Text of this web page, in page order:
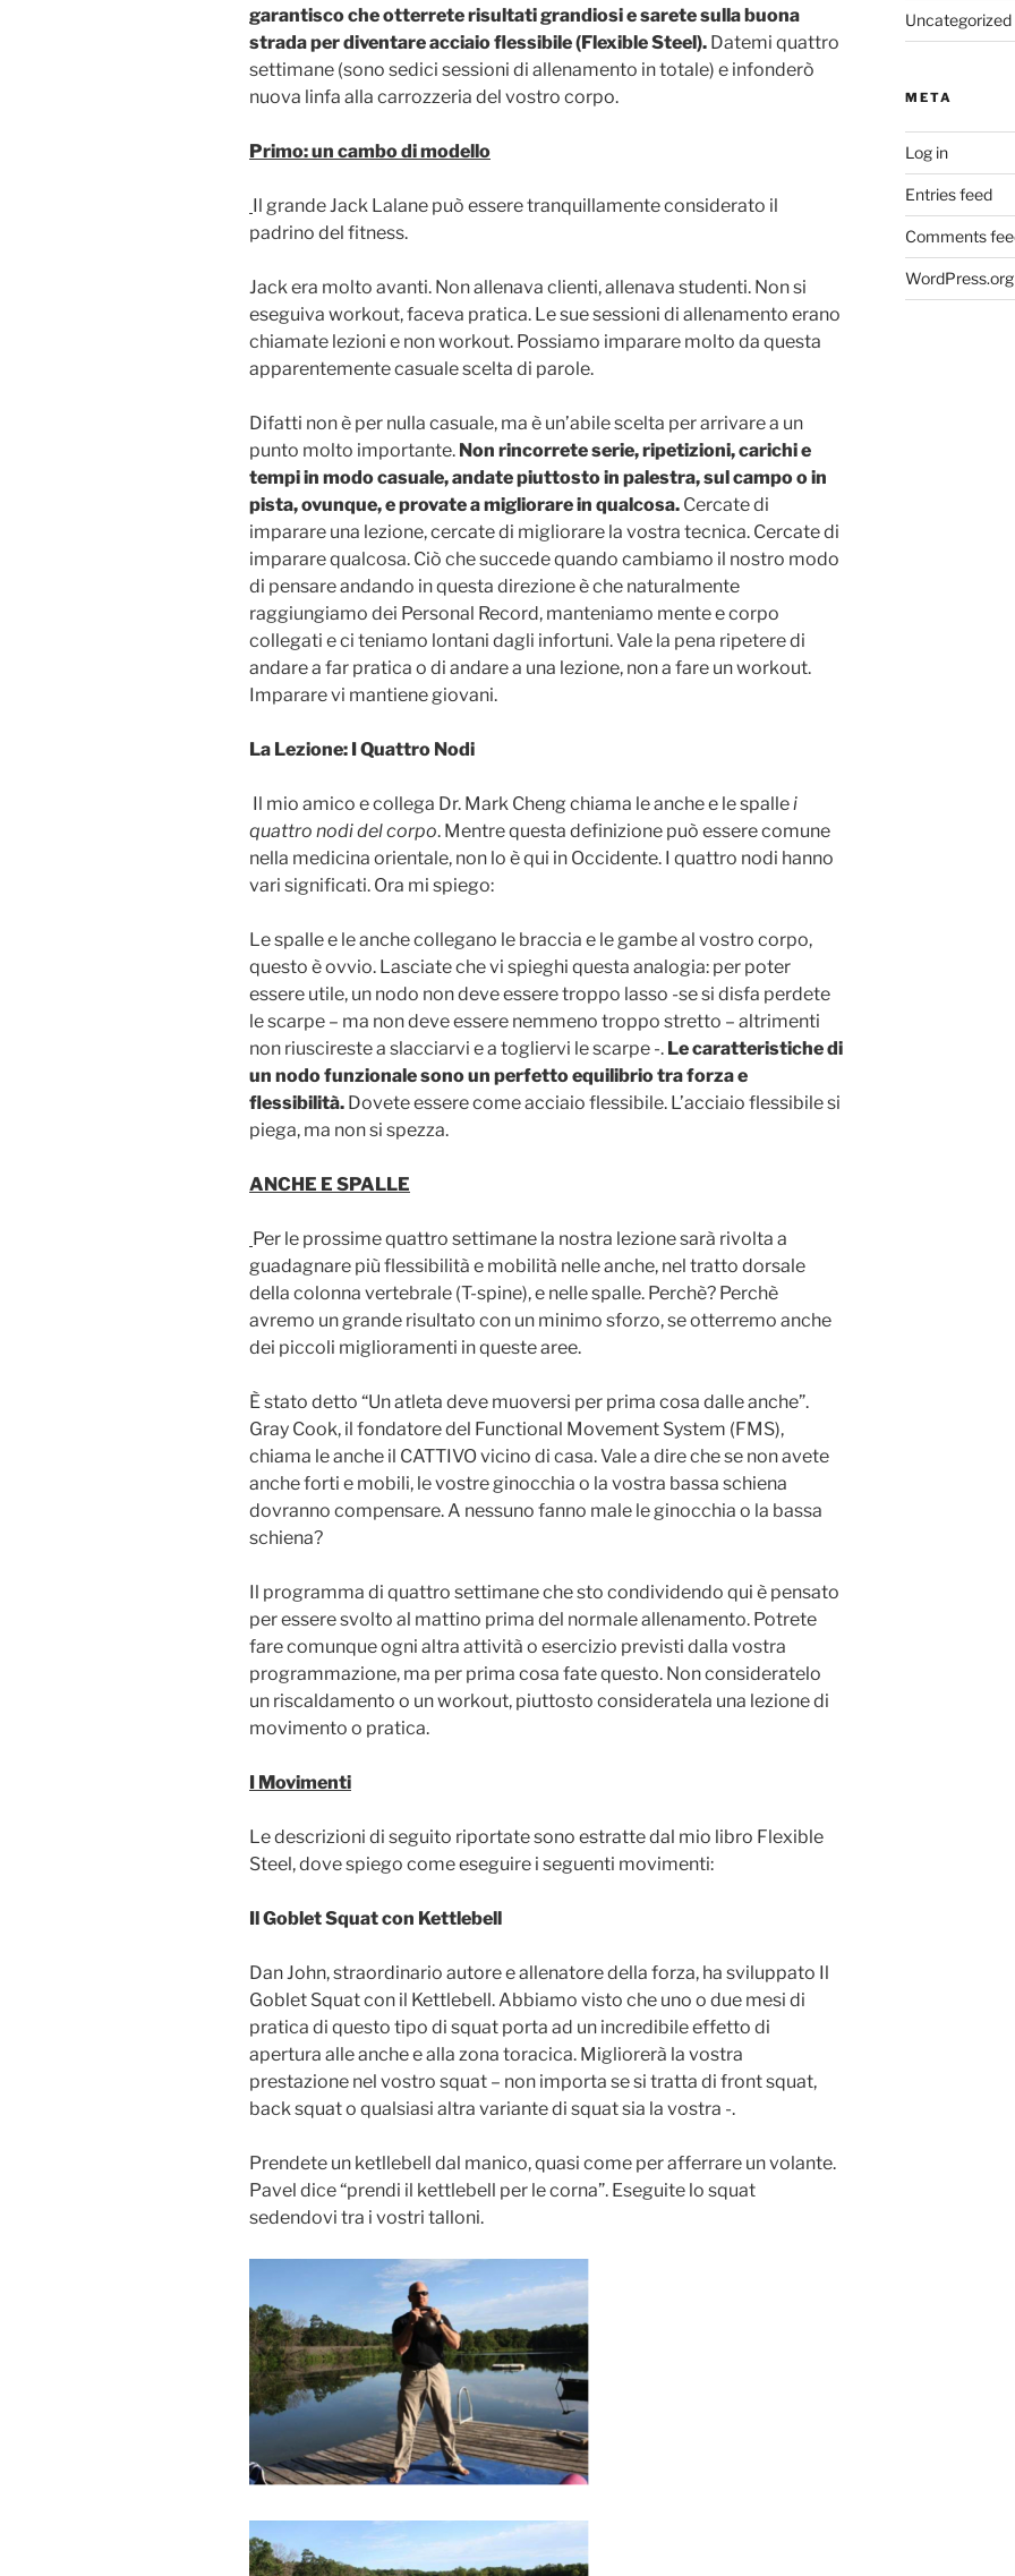
garantisco che otterrete risultati grandiosi e sarete sulla buona
strada per diventare acciaio flessibile (Flexible Steel). Datemi quattro
settimane (sono sedici sessioni di allenamento in totale) e infonderò
nuova linfa alla carrozzeria del vostro corpo.
Primo: un cambo di modello
Il grande Jack Lalane può essere tranquillamente considerato il
padrino del fitness.
Jack era molto avanti. Non allenava clienti, allenava studenti. Non si
eseguiva workout, faceva pratica. Le sue sessioni di allenamento erano
chiamate lezioni e non workout. Possiamo imparare molto da questa
apparentemente casuale scelta di parole.
Difatti non è per nulla casuale, ma è un’abile scelta per arrivare a un
punto molto importante. Non rincorrete serie, ripetizioni, carichi e
tempi in modo casuale, andate piuttosto in palestra, sul campo o in
pista, ovunque, e provate a migliorare in qualcosa. Cercate di
imparare una lezione, cercate di migliorare la vostra tecnica. Cercate di
imparare qualcosa. Ciò che succede quando cambiamo il nostro modo
di pensare andando in questa direzione è che naturalmente
raggiungiamo dei Personal Record, manteniamo mente e corpo
collegati e ci teniamo lontani dagli infortuni. Vale la pena ripetere di
andare a far pratica o di andare a una lezione, non a fare un workout.
Imparare vi mantiene giovani.
La Lezione: I Quattro Nodi
Il mio amico e collega Dr. Mark Cheng chiama le anche e le spallei
quattro nodi del corpo. Mentre questa definizione può essere comune
nella medicina orientale, non lo è qui in Occidente. I quattro nodi hanno
vari significati. Ora mi spiego:
Le spalle e le anche collegano le braccia e le gambe al vostro corpo,
questo è ovvio. Lasciate che vi spieghi questa analogia: per poter
essere utile, un nodo non deve essere troppo lasso -se si disfa perdete
le scarpe – ma non deve essere nemmeno troppo stretto – altrimenti
non riuscireste a slacciarvi e a togliervi le scarpe -. Le caratteristiche di
un nodo funzionale sono un perfetto equilibrio tra forza e
flessibilità. Dovete essere come acciaio flessibile. L’acciaio flessibile si
piega, ma non si spezza.
ANCHE E SPALLE
Per le prossime quattro settimane la nostra lezione sarà rivolta a
guadagnare più flessibilità e mobilità nelle anche, nel tratto dorsale
della colonna vertebrale (T-spine), e nelle spalle. Perchè? Perchè
avremo un grande risultato con un minimo sforzo, se otterremo anche
dei piccoli miglioramenti in queste aree.
È stato detto “Un atleta deve muoversi per prima cosa dalle anche”.
Gray Cook, il fondatore del Functional Movement System (FMS),
chiama le anche il CATTIVO vicino di casa. Vale a dire che se non avete
anche forti e mobili, le vostre ginocchia o la vostra bassa schiena
dovranno compensare. A nessuno fanno male le ginocchia o la bassa
schiena?
Il programma di quattro settimane che sto condividendo qui è pensato
per essere svolto al mattino prima del normale allenamento. Potrete
fare comunque ogni altra attività o esercizio previsti dalla vostra
programmazione, ma per prima cosa fate questo. Non consideratelo
un riscaldamento o un workout, piuttosto consideratela una lezione di
movimento o pratica.
I Movimenti
Le descrizioni di seguito riportate sono estratte dal mio libro Flexible
Steel, dove spiego come eseguire i seguenti movimenti:
Il Goblet Squat con Kettlebell
Dan John, straordinario autore e allenatore della forza, ha sviluppato Il
Goblet Squat con il Kettlebell. Abbiamo visto che uno o due mesi di
pratica di questo tipo di squat porta ad un incredibile effetto di
apertura alle anche e alla zona toracica. Migliorerà la vostra
prestazione nel vostro squat – non importa se si tratta di front squat,
back squat o qualsiasi altra variante di squat sia la vostra -.
Prendete un ketllebell dal manico, quasi come per afferrare un volante.
Pavel dice “prendi il kettlebell per le corna”. Eseguite lo squat
sedendovi tra i vostri talloni.
Uncategorized
META
Log in
Entries feed
Comments
WordPress.org